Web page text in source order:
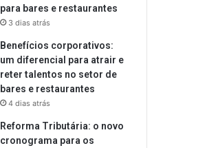
para bares e restaurantes
3 dias atrás
Benefícios corporativos:
um diferencial para atrair e
reter talentos no setor de
bares e restaurantes
4 dias atrás
Reforma Tributária: o novo
cronograma para os